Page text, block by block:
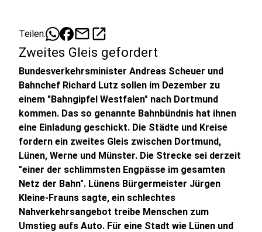
Teilen: mailopen_in_new
Zweites Gleis gefordert
Bundesverkehrsminister Andreas Scheuer und
Bahnchef Richard Lutz sollen im Dezember zu
einem "Bahngipfel Westfalen" nach Dortmund
kommen. Das so genannte Bahnbündnis hat ihnen
eine Einladung geschickt. Die Städte und Kreise
fordern ein zweites Gleis zwischen Dortmund,
Lünen, Werne und Münster. Die Strecke sei derzeit
"einer der schlimmsten Engpässe im gesamten
Netz der Bahn". Lünens Bürgermeister Jürgen
Kleine-Frauns sagte, ein schlechtes
Nahverkehrsangebot treibe Menschen zum
Umstieg aufs Auto. Für eine Stadt wie Lünen und